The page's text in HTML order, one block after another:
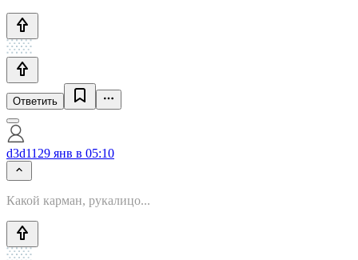
Ответить
d3d11 29 янв в 05:10
Какой карман, рукалицо...